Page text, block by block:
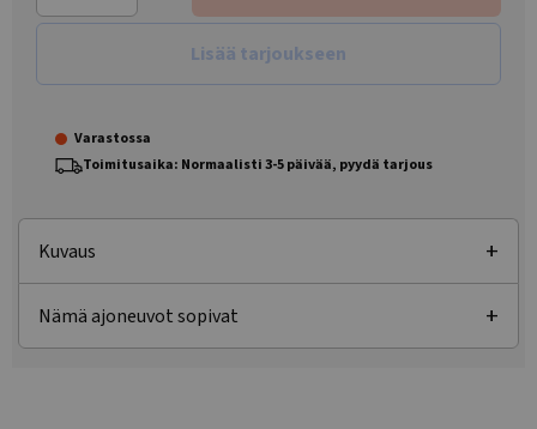
Lisää tarjoukseen
Varastossa
Toimitusaika: Normaalisti 3-5 päivää, pyydä tarjous
Kuvaus
Nämä ajoneuvot sopivat